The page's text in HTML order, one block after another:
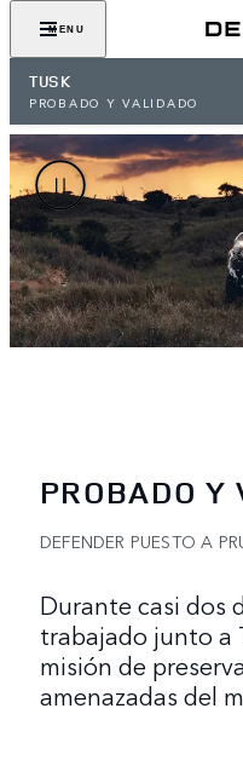
MENU
TUSK
PROBADO Y VALIDADO
PROBADO Y
DEFENDER PUESTO A
Durante casi dos
trabajado junto a
misión de
amenazadas del